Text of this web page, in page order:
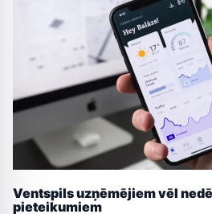
Ventspils uzņēmējiem vēl
pieteikumiem